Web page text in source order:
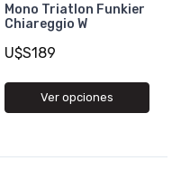
Mono Triatlon Funkier
Chiareggio W
U$S189
Ver opciones